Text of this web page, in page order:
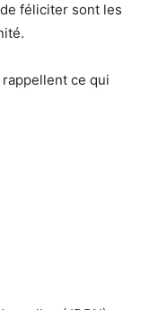
féliciter sont les
rappellent ce qui